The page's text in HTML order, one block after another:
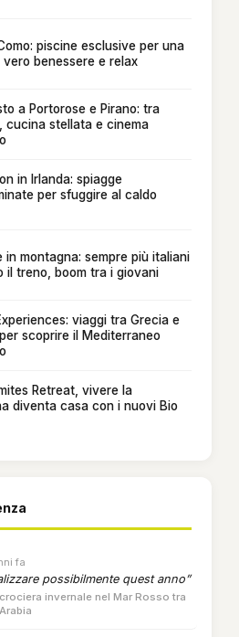
piscine esclusive per una
vero benessere e relax
a Portorose e Pirano: tra
cucina stellata e cinema
in Irlanda: spiagge
per sfuggire al caldo
in montagna: sempre più italiani
il treno, boom tra i giovani
viaggi tra Grecia e
scoprire il Mediterraneo
Retreat, vivere la
diventa casa con i nuovi Bio
fa
possibilmente quest anno”
invernale nel Mar Rosso tra